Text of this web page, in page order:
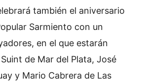
también el aniversario
Sarmiento con un
en el que estarán
de Mar del Plata, José
y Mario Cabrera de Las